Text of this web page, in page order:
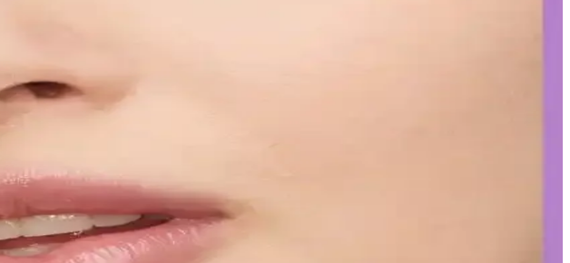
kuruluk ve pürüzlerde iyileşme gözlemlerken, bazı ciltlerde olumsuz reaksiyonlar görülebilir.
ve inovasyonun anahtarı olan bu teknolojiyi yakından inceleyin.
yöntemleri önemlidir. İnce katmanlar ve uygun tonlar ile göz altlarınızda doğal parlaklık